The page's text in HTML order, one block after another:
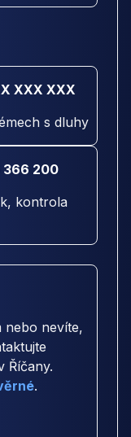
XXX XXX
s dluhy
366 200
kontrola
nebo nevíte,
Říčany.
.